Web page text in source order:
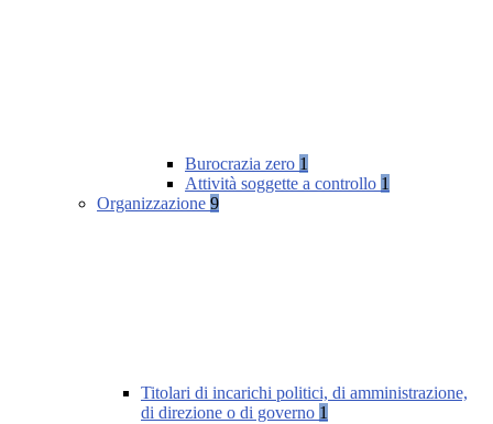
Burocrazia zero 1
Attività soggette a controllo 1
Organizzazione 9
Titolari di incarichi politici, di amministrazione,
di direzione o di governo 1